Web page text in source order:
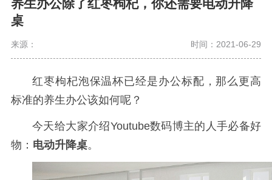
养生办公除了红枣枸杞，你还需要电动升降
桌
来源： 时间：2021-06-29
红枣枸杞泡保温杯已经是办公标配，那么更高
标准的养生办公该如何呢？
今天给大家介绍Youtube数码博主的人手必备好
物： 电动升降桌。